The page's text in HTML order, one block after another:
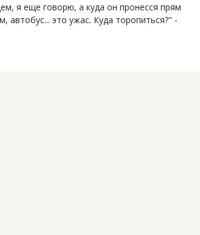
я еще говорю, а куда он пронесся прям
автобус... это ужас. Куда торопиться?" -